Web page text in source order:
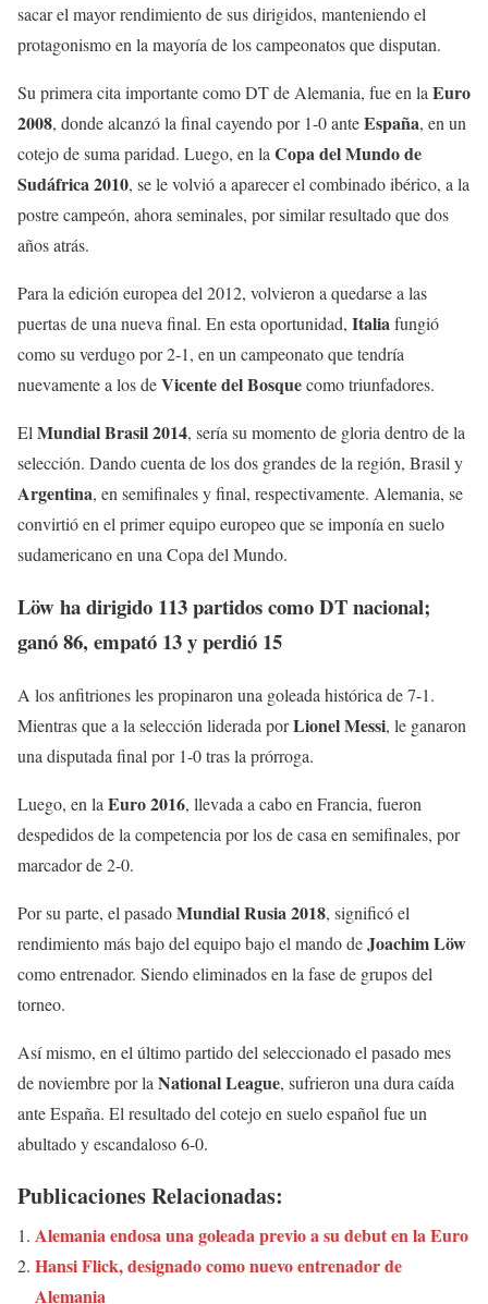
sacar el mayor rendimiento de sus dirigidos, manteniendo el
protagonismo en la mayoría de los campeonatos que disputan.
Su primera cita importante como DT de Alemania, fue en la Euro
2008, donde alcanzó la final cayendo por 1-0 anteEspaña, en un
cotejo de suma paridad. Luego, en la Copa del Mundo de
Sudáfrica 2010, se le volvió a aparecer el combinado ibérico, a la
postre campeón, ahora seminales, por similar resultado que dos
años atrás.
Para la edición europea del 2012, volvieron a quedarse a las
puertas de una nueva final. En esta oportunidad, Italiafungió
como su verdugo por 2-1, en un campeonato que tendría
nuevamente a los deVicentedelBosquecomo triunfadores.
El MundialBrasil2014, sería su momento de gloria dentro de la
selección. Dando cuenta de los dos grandes de la región, Brasil y
Argentina, en semifinales y final, respectivamente. Alemania, se
convirtió en el primer equipo europeo que se imponía en suelo
sudamericano en una Copa del Mundo.
Löw ha dirigido 113 partidos como DT nacional;
ganó 86, empató 13 y perdió 15
A los anfitriones les propinaron una goleada histórica de 7-1.
Mientras que a la selección liderada porLionelMessi, le ganaron
una disputada final por 1-0 tras la prórroga.
Luego, en la Euro2016, llevada a cabo en Francia, fueron
despedidos de la competencia por los de casa en semifinales, por
marcador de 2-0.
Por su parte, el pasadoMundial Rusia 2018, significó el
rendimiento más bajo del equipo bajo el mando deJoachimLöw
como entrenador. Siendo eliminados en la fase de grupos del
torneo.
Así mismo, en el último partido del seleccionado el pasado mes
de noviembre por la NationalLeague, sufrieron una dura caída
ante España. El resultado del cotejo en suelo español fue un
abultado y escandaloso 6-0.
Publicaciones Relacionadas:
Alemania endosa una goleada previo a su debut en la Euro
Hansi Flick, designado como nuevo entrenador de
Alemania